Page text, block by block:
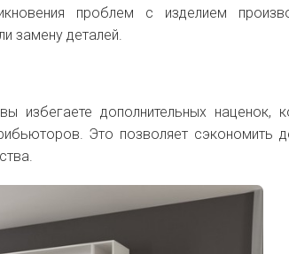
проблем с изделием
замену деталей.
избегаете дополнительных наценок,
Это позволяет сэкономить